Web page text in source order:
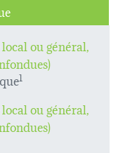
ou général,
1
ou général,